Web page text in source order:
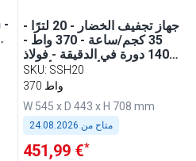
جهاز تجفيف الخضار - 20 لترًا -
35 كجم/ساعة - 370 واط -
1400 دورة في الدقيقة - فولاذ
مقاوم للصدأ - يشمل أنبوب
تصريف
SKU: SSH20
370 واط
W 545 x D 443 x H 708 mm
متاح من 24.08.2026
451,99 €*